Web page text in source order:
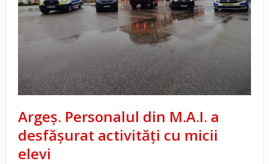
Argeş. Personalul din M.A.I. a
desfăşurat activităţi cu micii
elevi